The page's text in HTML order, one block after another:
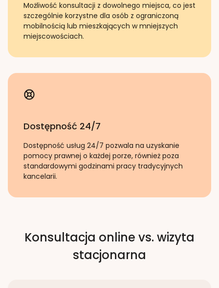
Możliwość konsultacji z dowolnego miejsca, co jest
szczególnie korzystne dla osób z ograniczoną
mobilnością lub mieszkających w mniejszych
miejscowościach.
Dostępność 24/7
Dostępność usług 24/7 pozwala na uzyskanie
pomocy prawnej o każdej porze, również poza
standardowymi godzinami pracy tradycyjnych
kancelarii.
Konsultacja online vs. wizyta
stacjonarna